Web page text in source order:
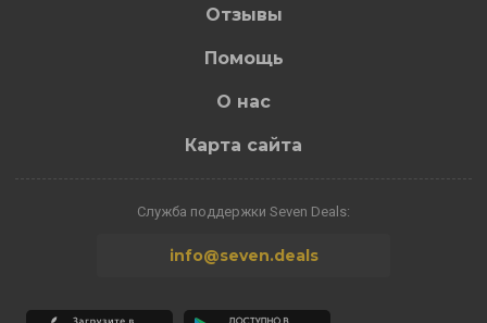
Отзывы
Помощь
О нас
Карта сайта
Служба поддержки Seven Deals:
info@seven.deals